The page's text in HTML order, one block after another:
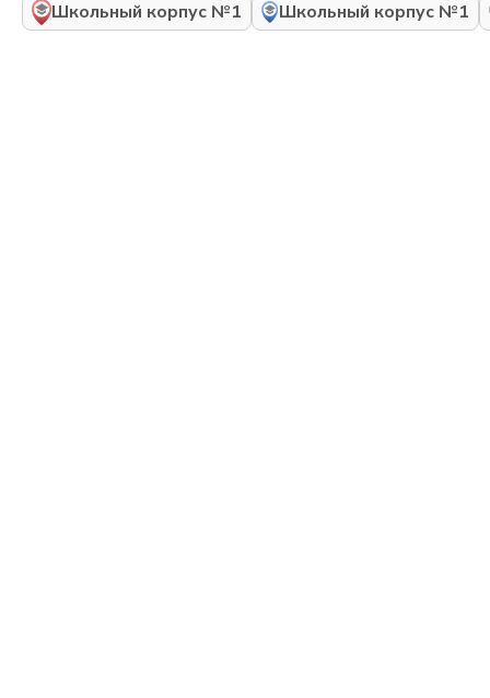
Школьный корпус №1 Школьный корпус №1